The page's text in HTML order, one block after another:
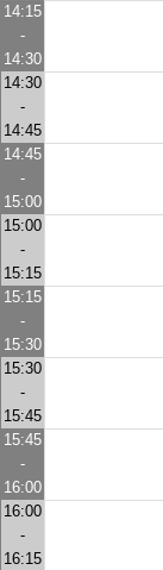
14:15
-
14:30
14:30
-
14:45
14:45
-
15:00
15:00
-
15:15
15:15
-
15:30
15:30
-
15:45
15:45
-
16:00
16:00
-
16:15